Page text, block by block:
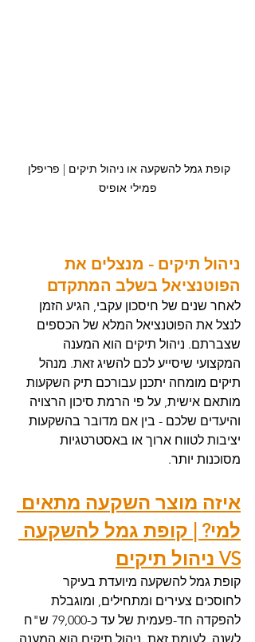
קופת גמל להשקעה או ניהול תיקים | פריפלן
פמילי אופיס
ניהול תיקים - מנצלים את
הפוטנציאל בשלב המתקדם
לאחר שנים של חיסכון עקבי, הגיע הזמן
לנצל את הפוטנציאל המלא של הכספים
שצברתם. ניהול תיקים הוא המענה
המקצועי שיסייע לכם להשיג זאת. מנהל
תיקים מומחה יתכנן עבורכם תיק השקעות
מותאם אישית, על פי הרמת סיכון הרצויה
והיעדים שלכם - בין אם מדובר בהשקעות
יציבות לטווח ארוך או באסטרטגיות
מסוכנות יותר.
איזה מוצר השקעה מתאים
למי? | קופת גמל להשקעה
VS ניהול תיקים
קופת גמל להשקעה מיועדת בעיקר
לחוסכים צעירים ומתחילים, ומוגבלת
להפקדה חד-פעמית של עד כ-79,000 ש"ח